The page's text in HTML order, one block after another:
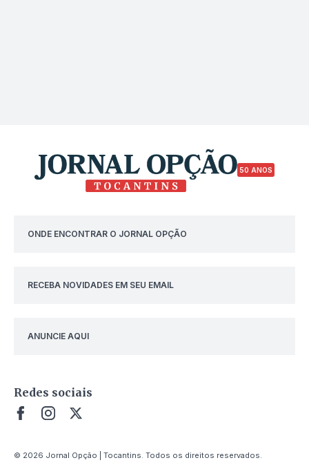
50 ANOS
ONDE ENCONTRAR O JORNAL OPÇÃO
RECEBA NOVIDADES EM SEU EMAIL
ANUNCIE AQUI
Redes sociais
© 2026 Jornal Opção | Tocantins. Todos os direitos reservados.